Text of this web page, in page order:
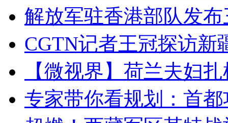
解放军驻香港部队发
CGTN记者王冠探访新
【微视界】荷兰夫妇
专家带你看规划：首